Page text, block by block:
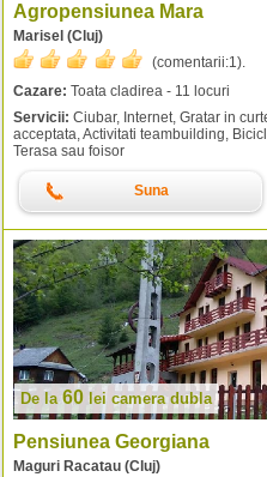
Agropensiunea Mara
Marisel (Cluj)
(comentarii:1).
Cazare: Toata cladirea - 11 locuri
Servicii: Ciubar, Internet, Gratar in
acceptata, Activitati teambuilding,
Terasa sau foisor
Suna
De la 60 lei camera dubla
Pensiunea Georgiana
Maguri Racatau (Cluj)